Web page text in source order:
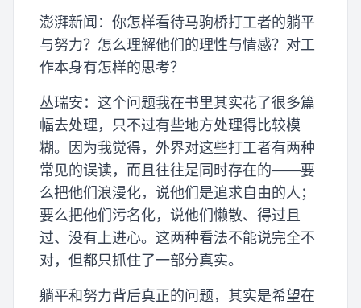
澎湃新闻：你怎样看待马驹桥打工者的躺平
与努力？怎么理解他们的理性与情感？对工
作本身有怎样的思考？
丛瑞安：这个问题我在书里其实花了很多篇
幅去处理，只不过有些地方处理得比较模
糊。因为我觉得，外界对这些打工者有两种
常见的误读，而且往往是同时存在的——要
么把他们浪漫化，说他们是追求自由的人；
要么把他们污名化，说他们懒散、得过且
过、没有上进心。这两种看法不能说完全不
对，但都只抓住了一部分真实。
躺平和努力背后真正的问题，其实是希望在